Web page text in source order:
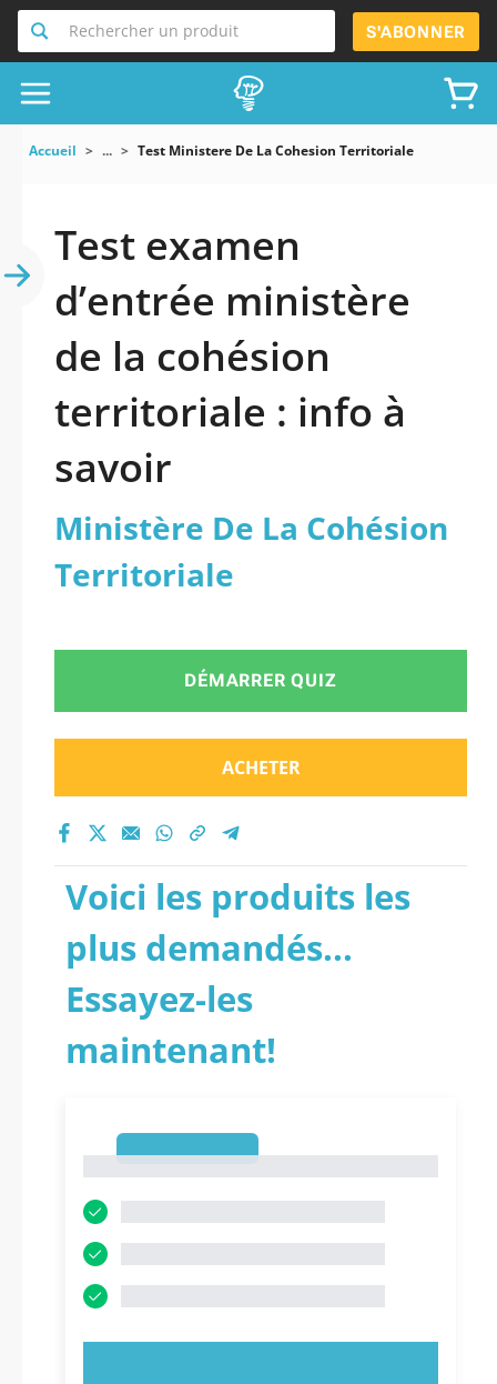
Rechercher un produit S'ABONNER
Accueil ... Test Ministere De La Cohesion Territoriale
Test examen
d’entrée ministère
de la cohésion
territoriale : info à
savoir
Ministère De La Cohésion
Territoriale
DÉMARRER QUIZ
ACHETER
Voici les produits les
plus demandés...
Essayez-les
maintenant!